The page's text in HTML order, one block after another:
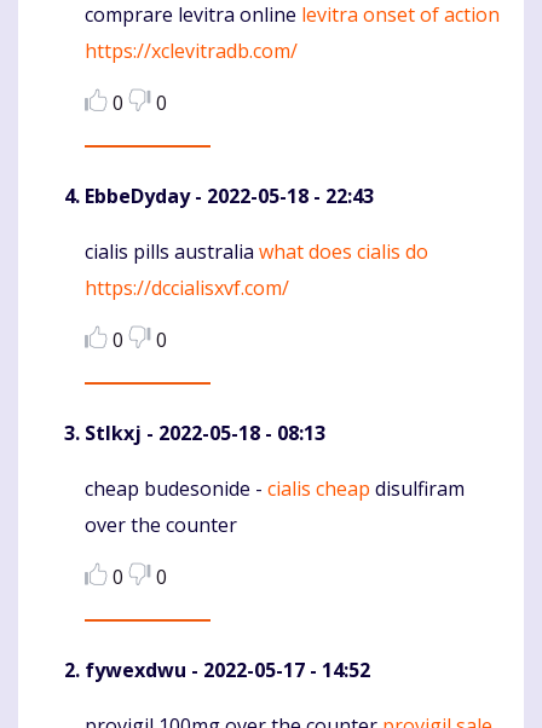
Komentaras
comprare levitra online levitra onset of action
https://xclevitradb.com/
0
0
EbbeDyday- 2022-05-18 - 22:43
Komentaras
cialis pills australia what does cialis do
https://dccialisxvf.com/
0
0
Stlkxj - 2022-05-18 - 08:13
Komentaras
cheap budesonide - cialis cheap disulfiram
over the counter
0
0
fywexdwu - 2022-05-17 - 14:52